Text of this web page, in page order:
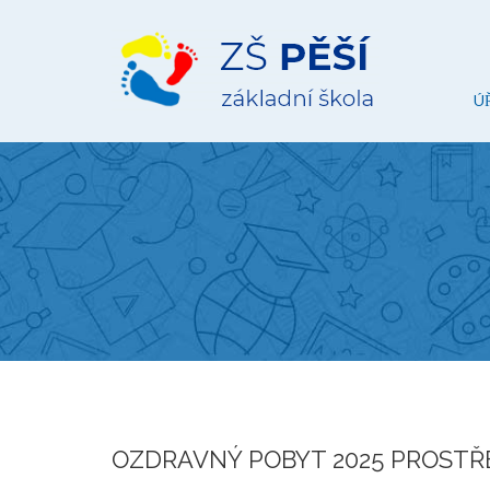
ZŠ
Pěší
OZDRAVNÝ POBYT 2025